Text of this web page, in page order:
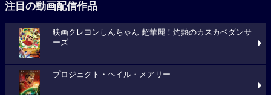
注目の動画配信作品
映画クレヨンしんちゃん 超華麗！灼熱のカスカベダンサ
ーズ
プロジェクト・ヘイル・メアリー